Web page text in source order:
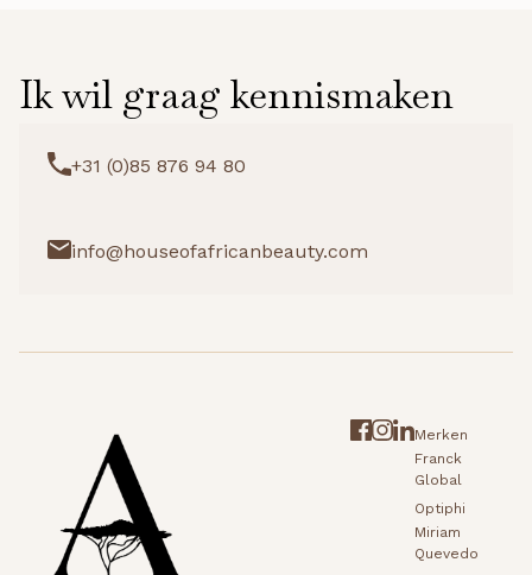
Ik wil graag kennismaken
+31 (0)85 876 94 80
info@houseofafricanbeauty.com
Merken
Franck
Global
Optiphi
Miriam
Quevedo